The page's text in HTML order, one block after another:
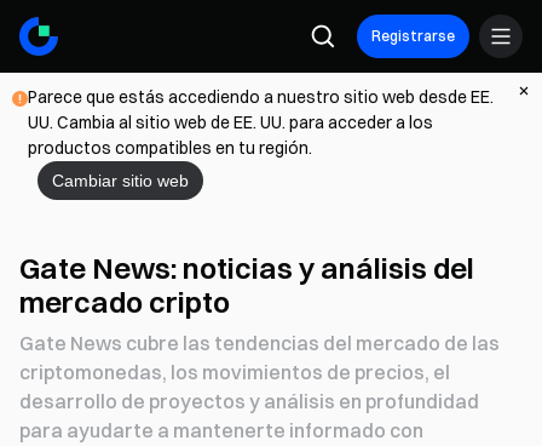
Registrarse
Parece que estás accediendo a nuestro sitio web desde EE.
UU. Cambia al sitio web de EE. UU. para acceder a los
productos compatibles en tu región.
Cambiar sitio web
Gate News: noticias y análisis del
mercado cripto
Gate News cubre las tendencias del mercado de las
criptomonedas, los movimientos de precios, el
desarrollo de proyectos y análisis en profundidad
para ayudarte a mantenerte informado con